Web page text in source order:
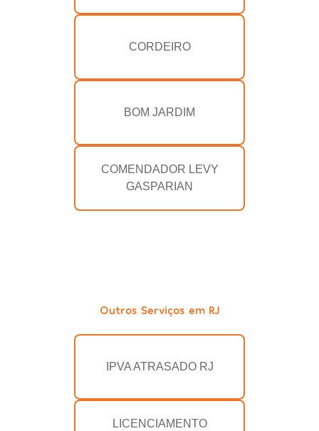
CORDEIRO
BOM JARDIM
COMENDADOR LEVY
GASPARIAN
Outros Serviços em RJ
IPVA ATRASADO RJ
LICENCIAMENTO